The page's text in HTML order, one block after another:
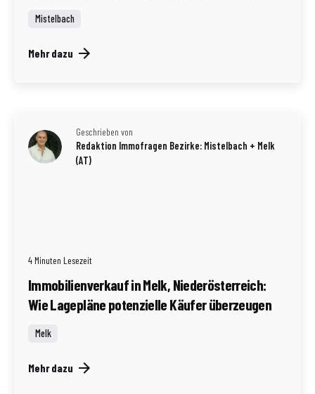
Mistelbach
Mehr dazu
Geschrieben von
Redaktion Immofragen Bezirke: Mistelbach + Melk
(AT)
4 Minuten Lesezeit
Immobilienverkauf in Melk, Niederösterreich:
Wie Lagepläne potenzielle Käufer überzeugen
Melk
Mehr dazu